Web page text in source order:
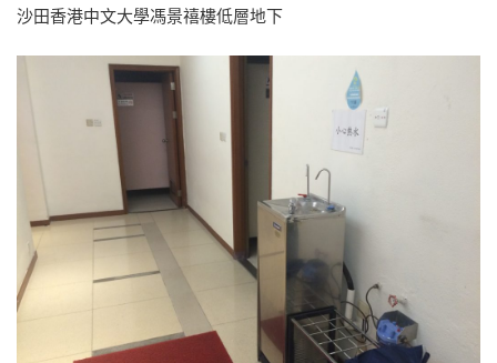
報告新飲水機
ENGLISH
沙田香港中文大學馮景禧樓低層地下